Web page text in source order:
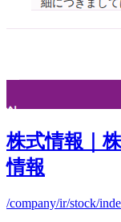
株式情報｜
情報
/company/ir/stock/